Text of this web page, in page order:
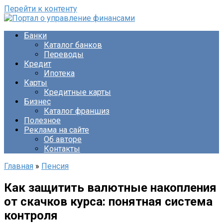
Перейти к контенту
Банки
Каталог банков
Переводы
Кредит
Ипотека
Карты
Кредитные карты
Бизнес
Каталог франшиз
Полезное
Реклама на сайте
Об авторе
Контакты
Главная » Пенсия
Как защитить валютные накопления
от скачков курса: понятная система
контроля